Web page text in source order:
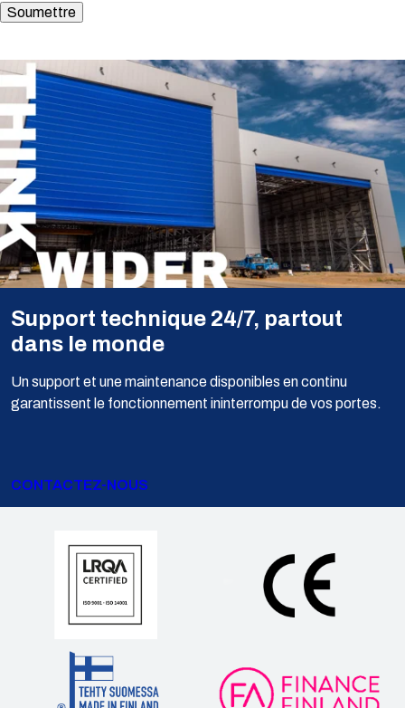
Support technique 24/7, partout
dans le monde
Un support et une maintenance disponibles en continu
garantissent le fonctionnement ininterrompu de vos portes.
CONTACTEZ-NOUS